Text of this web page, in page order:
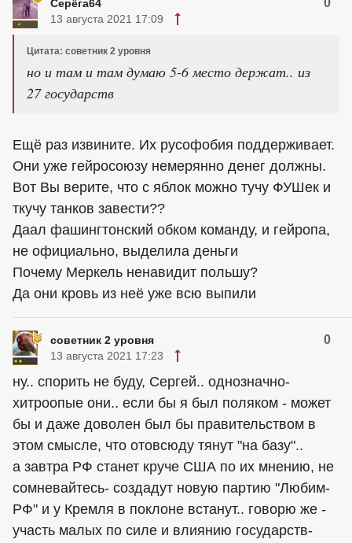
Серёга64 0
13 августа 2021 17:09
Цитата: советник 2 уровня
но и там и там думаю 5-6 место держат.. из
27 государств
Ещё раз извините. Их русофобия поддерживает.
Они уже гейросоюзу немерянно денег должны.
Вот Вы верите, что с яблок можно тучу ФУШек и
ткучу танков завести??
Даал фашингтонский обком команду, и гейропа,
не официально, выделила деньги
Почему Меркель ненавидит польшу?
Да они кровь из неё уже всю выпили
советник 2 уровня 0
13 августа 2021 17:23
ну.. спорить не буду, Сергей.. однозначно-
хитроопые они.. если бы я был поляком - может
бы и даже доволен был бы правительством в
этом смысле, что отовсюду тянут "на базу"..
а завтра РФ станет круче США по их мнению, не
сомневайтесь- создадут новую партию "Любим-
РФ" и у Кремля в поклоне встанут.. говорю же -
участь малых по силе и влиянию государств-